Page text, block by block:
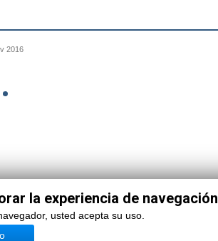
la experiencia de navegación
usted acepta su uso.
2016